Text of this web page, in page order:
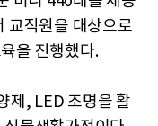
교직원을 대상으로
을 진행했다.
제, LED 조명을 활